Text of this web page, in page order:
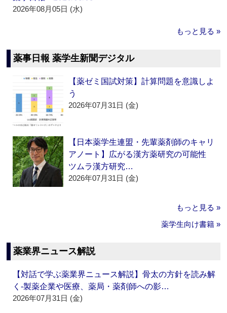
2026年08月05日 (水)
もっと見る »
薬事日報 薬学生新聞デジタル
【薬ゼミ国試対策】計算問題を意識しよ
う
2026年07月31日 (金)
【日本薬学生連盟・先輩薬剤師のキャリ
アノート】広がる漢方薬研究の可能性
ツムラ漢方研究…
2026年07月31日 (金)
もっと見る »
薬学生向け書籍 »
薬業界ニュース解説
【対話で学ぶ薬業界ニュース解説】骨太の方針を読み解
く‐製薬企業や医療、薬局・薬剤師への影…
2026年07月31日 (金)